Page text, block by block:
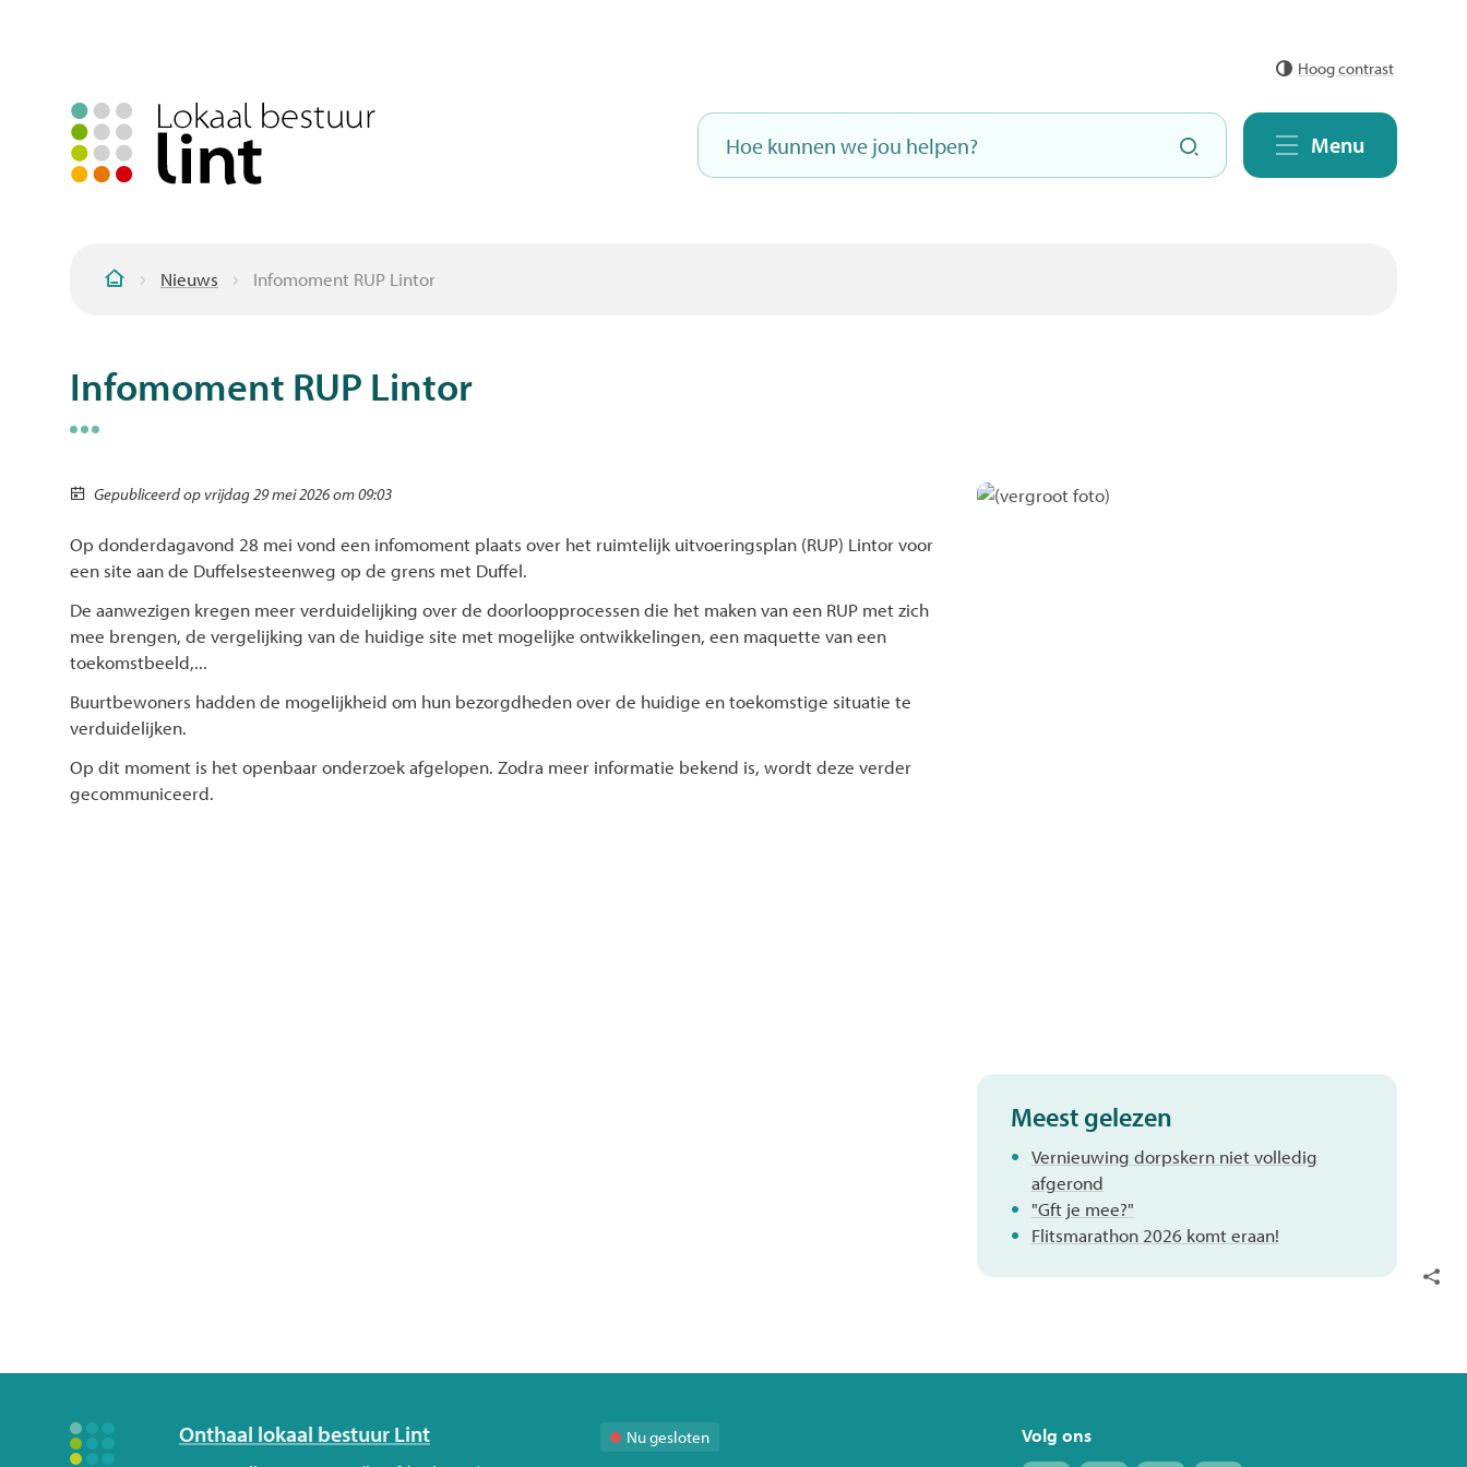
Hoog contrast
Hoe
kunnen
we
Menu
Nieuws Infomoment RUP Lintor
Infomoment RUP Lintor
Gepubliceerd opvrijdag 29 mei 2026 om 09:03
Op donderdagavond 28 mei vond een infomoment plaats over het ruimtelijk uitvoeringsplan (RUP) Lintor voor
een site aan de Duffelsesteenweg op de grens met Duffel.
De aanwezigen kregen meer verduidelijking over de doorloopprocessen die het maken van een RUP met zich
mee brengen, de vergelijking van de huidige site met mogelijke ontwikkelingen, een maquette van een
toekomstbeeld,...
Buurtbewoners hadden de mogelijkheid om hun bezorgdheden over de huidige en toekomstige situatie te
verduidelijken.
Op dit moment is het openbaar onderzoek afgelopen. Zodra meer informatie bekend is, wordt deze verder
gecommuniceerd.
Meest gelezen
Vernieuwing dorpskern niet volledig
afgerond
"Gft je mee?"
Flitsmarathon 2026 komt eraan!
Volg
Onthaal lokaal bestuur Lint Nu gesloten
Volg ons